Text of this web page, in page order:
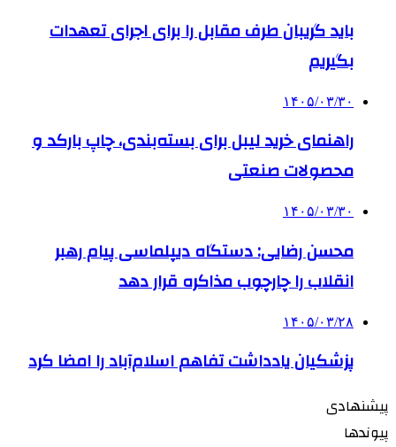
باید گریبان طرف مقابل را برای اجرای تعهدات
بگیریم
۱۴۰۵/۰۳/۳۰
راهنمای خرید لیبل برای بسته‌بندی، چاپ بارکد و
محصولات صنعتی
۱۴۰۵/۰۳/۳۰
محسن رضایی: دستگاه دیپلماسی پیام رهبر
انقلاب را چارچوب مذاکره قرار دهد
۱۴۰۵/۰۳/۲۸
پزشکیان یادداشت تفاهم اسلام‌آباد را امضا کرد
پیشنهادی
پیوندها